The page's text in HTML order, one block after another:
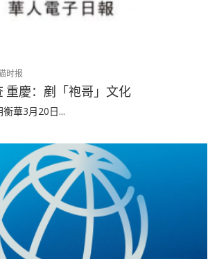
时报
重慶：剷「袍哥」文化
衡華3月20日...